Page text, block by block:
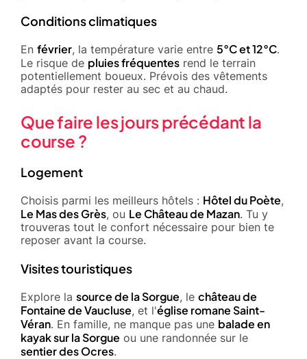
Conditions climatiques
En février, la température varie entre 5°C et 12°C.
Le risque de pluies fréquentes rend le terrain
potentiellement boueux. Prévois des vêtements
adaptés pour rester au sec et au chaud.
Que faire les jours précédant la
course ?
Logement
Choisis parmi les meilleurs hôtels : Hôtel du Poète,
Le Mas des Grès, ou Le Château de Mazan. Tu y
trouveras tout le confort nécessaire pour bien te
reposer avant la course.
Visites touristiques
Explore la source de la Sorgue, le château de
Fontaine de Vaucluse, et l'église romane Saint-
Véran. En famille, ne manque pas une balade en
kayak sur la Sorgue ou une randonnée sur le
sentier des Ocres.